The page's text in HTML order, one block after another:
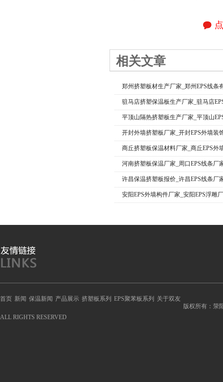
相关文章
郑州挤塑板材生产厂家_郑州EPS线条
驻马店挤塑保温板生产厂家_驻马店
平顶山隔热挤塑板生产厂家_平顶山
开封外墙挤塑板厂家_开封EPS外墙装
商丘挤塑板保温材料厂家_商丘EPS外
河南挤塑板保温厂家_周口EPS线条厂
许昌保温挤塑板报价_许昌EPS线条厂
安阳EPS外墙构件厂家_安阳EPS浮雕
首页 新闻 保温新闻 产品展示 挤塑板系列 EPS聚苯板系列
关于双友
版权所有：荥
ALL RIGHTS RESERVED